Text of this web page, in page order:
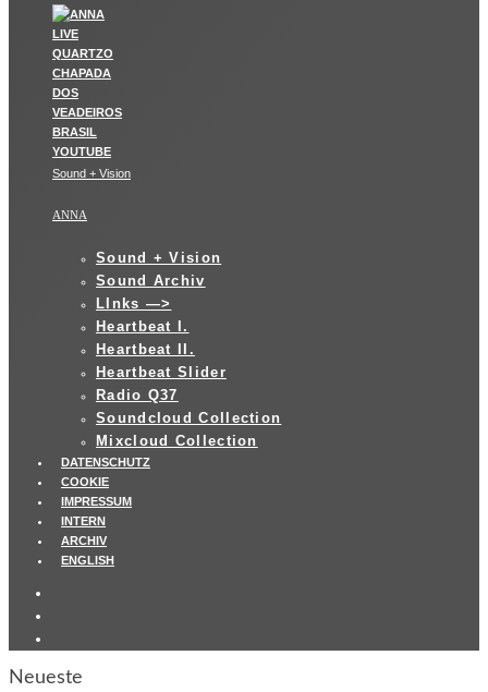
Sound + Vision
ANNA
Sound + Vision
Sound Archiv
LInks —>
Heartbeat I.
Heartbeat II.
Heartbeat Slider
Radio Q37
Soundcloud Collection
Mixcloud Collection
DATENSCHUTZ
COOKIE
IMPRESSUM
INTERN
ARCHIV
ENGLISH
Neueste